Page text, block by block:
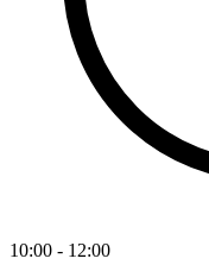
10:00 - 12:00